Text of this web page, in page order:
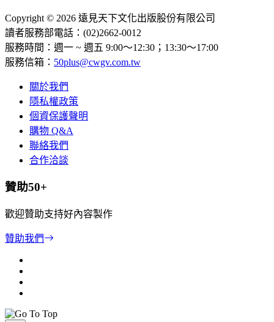
Copyright © 2026 遠見天下文化出版股份有限公司
讀者服務部電話：(02)2662-0012
服務時間：週一 ~ 週五 9:00～12:30；13:30～17:00
服務信箱： 50plus@cwgv.com.tw
關於我們
隱私權政策
個資保護聲明
購物 Q&A
聯絡我們
合作洽談
贊助50+
歡迎贊助支持好內容製作
贊助我們